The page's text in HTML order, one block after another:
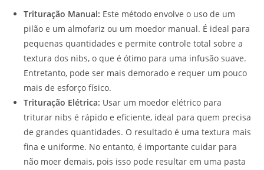
Trituração Manual: Este método envolve o uso de um
pilão e um almofariz ou um moedor manual. É ideal para
pequenas quantidades e permite controle total sobre a
textura dos nibs, o que é ótimo para uma infusão suave.
Entretanto, pode ser mais demorado e requer um pouco
mais de esforço físico.
Trituração Elétrica: Usar um moedor elétrico para
triturar nibs é rápido e eficiente, ideal para quem precisa
de grandes quantidades. O resultado é uma textura mais
fina e uniforme. No entanto, é importante cuidar para
não moer demais, pois isso pode resultar em uma pasta